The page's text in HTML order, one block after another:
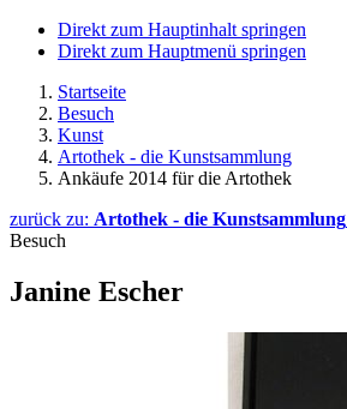
Direkt zum Hauptinhalt springen
Direkt zum Hauptmenü springen
Startseite
Besuch
Kunst
Artothek - die Kunstsammlung
Ankäufe 2014 für die Artothek
zurück zu: Artothek - die Kunstsammlung
Besuch
Janine Escher